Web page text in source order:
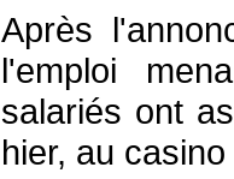
Après
l'emploi
salariés ont
hier, au